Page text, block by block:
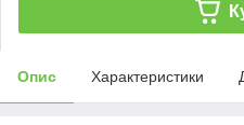
Опис Характеристики